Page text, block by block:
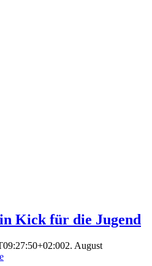
Kick für die Jugend
2. August